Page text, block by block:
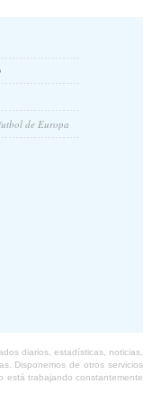
de Europa
diarios, estadísticas, noticias,
Disponemos de otros servicios
está trabajando constantemente